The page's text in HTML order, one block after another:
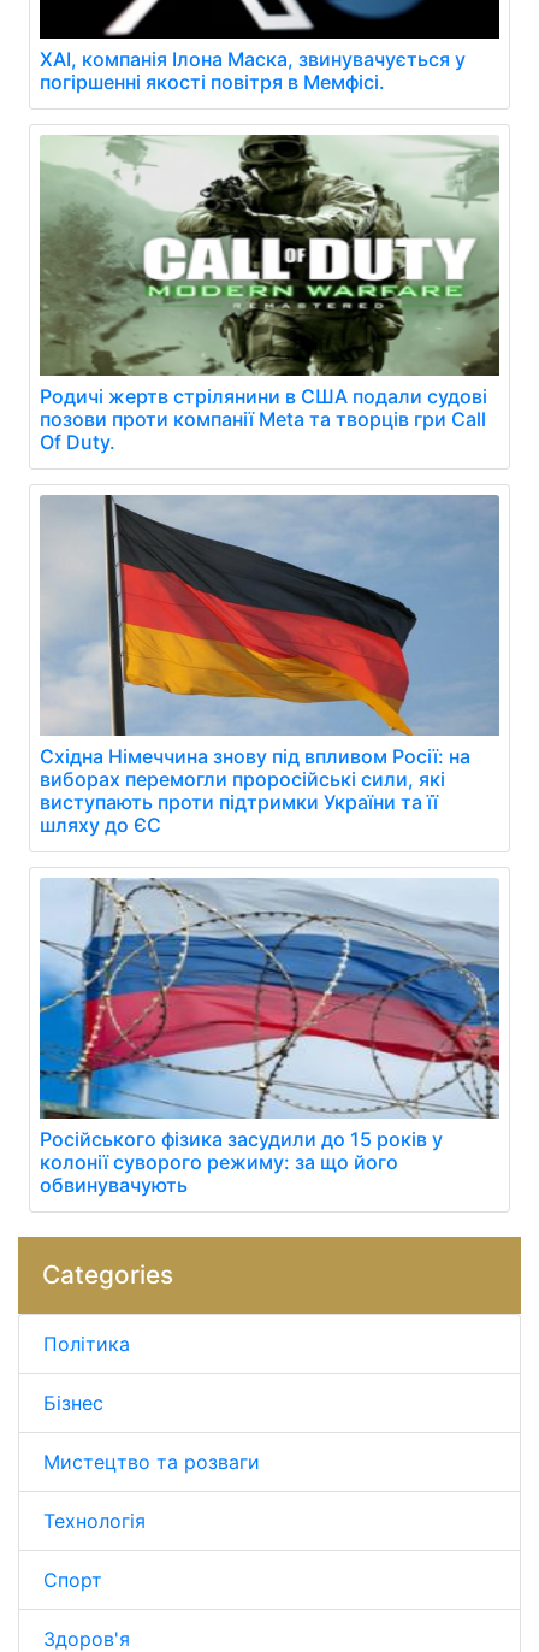
XAI, компанія Ілона Маска, звинувачується у
погіршенні якості повітря в Мемфісі.
Родичі жертв стрілянини в США подали судові
позови проти компанії Meta та творців гри Call
Of Duty.
Східна Німеччина знову під впливом Росії: на
виборах перемогли проросійські сили, які
виступають проти підтримки України та її
шляху до ЄС
Російського фізика засудили до 15 років у
колонії суворого режиму: за що його
обвинувачують
Categories
Політика
Бізнес
Мистецтво та розваги
Технологія
Спорт
Здоров'я